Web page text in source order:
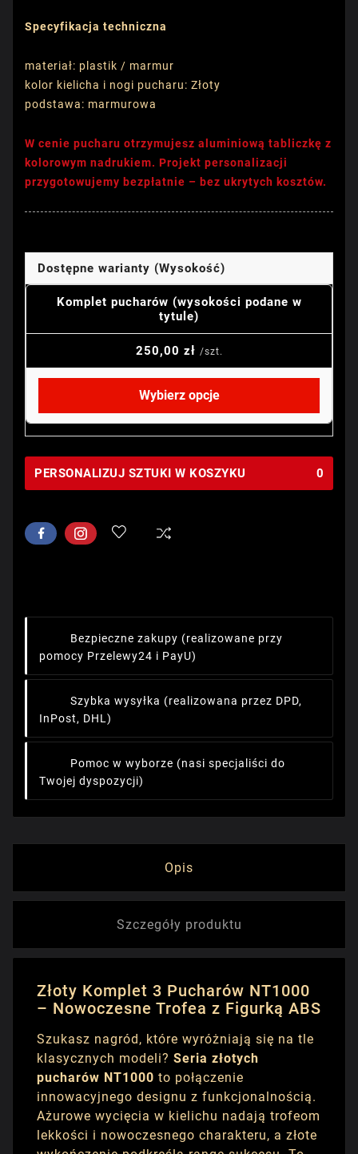
Specyfikacja techniczna
materiał: plastik / marmur
kolor kielicha i nogi pucharu: Złoty
podstawa: marmurowa
W cenie pucharu otrzymujesz aluminiową tabliczkę z
kolorowym nadrukiem. Projekt personalizacji
przygotowujemy bezpłatnie – bez ukrytych kosztów.
Dostępne warianty (Wysokość)
Komplet pucharów (wysokości podane w
tytule)
250,00 zł /szt.
Wybierz opcje
PERSONALIZUJ SZTUKI W KOSZYKU 0
Bezpieczne zakupy (realizowane przy
pomocy Przelewy24 i PayU)
Szybka wysyłka (realizowana przez DPD,
InPost, DHL)
Pomoc w wyborze (nasi specjaliści do
Twojej dyspozycji)
Opis
Szczegóły produktu
Złoty Komplet 3 Pucharów NT1000
– Nowoczesne Trofea z Figurką ABS
Szukasz nagród, które wyróżniają się na tle
klasycznych modeli? Seria złotych
pucharów NT1000 to połączenie
innowacyjnego designu z funkcjonalnością.
Ażurowe wycięcia w kielichu nadają trofeom
lekkości i nowoczesnego charakteru, a złote